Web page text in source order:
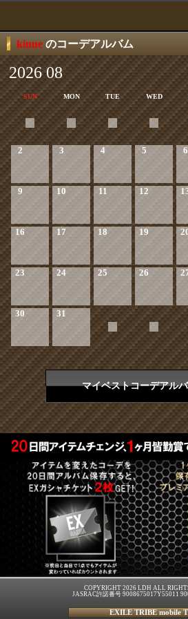
kinue のコーデアルバム
2026 08
SUN MON TUE WED
2 3 4 5 6
9 10 11 12
16 17 18 19
23 24 25 26
30 31
マイベストコーデアル
COPYRIGHT 2026 LDH ALL
JASRAC許諾番号 9008675017Y55011
EXILE TRIBE mobile